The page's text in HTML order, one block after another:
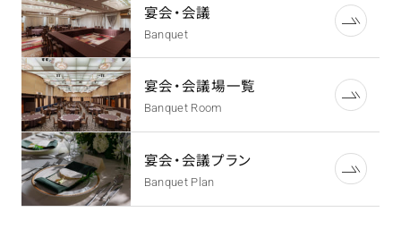
宴会・会議
Banquet
宴会・会議場一覧
Banquet Room
宴会・会議プラン
Banquet Plan